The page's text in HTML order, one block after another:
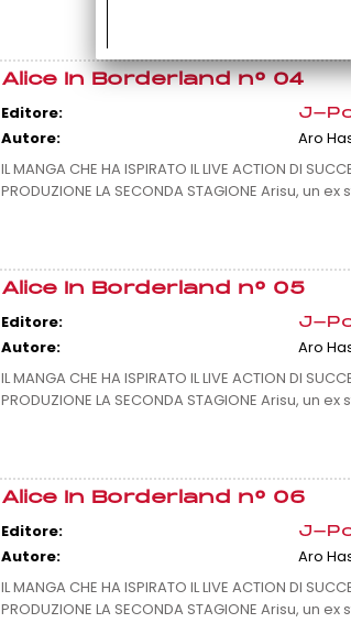
Alice In Borderland n° 04
Editore: J-
Autore:
Aro
IL MANGA CHE HA ISPIRATO IL LIVE ACTION DI
PRODUZIONE LA SECONDA STAGIONE Arisu, un
Alice In Borderland n° 05
Editore: J-
Autore:
Aro
IL MANGA CHE HA ISPIRATO IL LIVE ACTION DI
PRODUZIONE LA SECONDA STAGIONE Arisu, un
Alice In Borderland n° 06
Editore: J-
Autore:
Aro
IL MANGA CHE HA ISPIRATO IL LIVE ACTION DI
PRODUZIONE LA SECONDA STAGIONE Arisu, un